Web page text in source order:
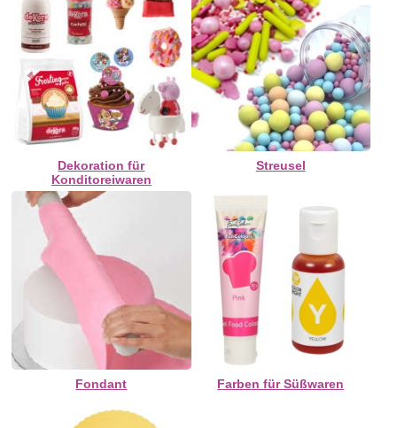
Dekoration für
Konditoreiwaren
Streusel
Fondant Farben für Süßwaren